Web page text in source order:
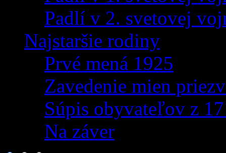
Padlí v 2. svetovej
Najstaršie rodiny
Prvé mená 1925
Zavedenie mien
Súpis obyvateľov z
Na záver